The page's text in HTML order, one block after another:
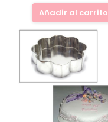
Añadir al carrito